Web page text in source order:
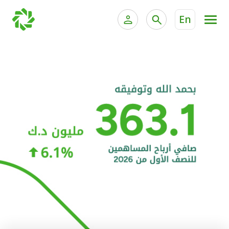
En
الخدمات المصرفية الإلكترونية للشركات
خدمة "بيتك" للتداول الإلكتروني
الحسابات المصرفية
البطاقات
"برامج العملاء"